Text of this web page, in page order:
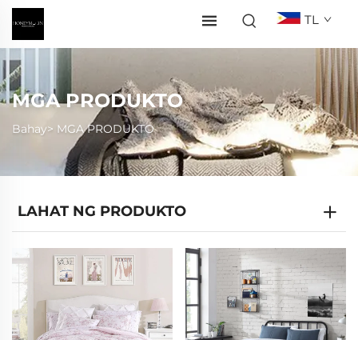
TL
MGA PRODUKTO
Bahay> MGA PRODUKTO
LAHAT NG PRODUKTO